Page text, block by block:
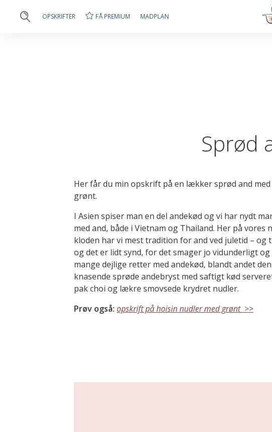
OPSKRIFTER FÅ PREMIUM MADPLAN
Sprød
Her får du min opskrift på en lækker sprød and
grønt.
I Asien spiser man en del andekød og vi har nydt
med and, både i Vietnam og Thailand. Her på vores
kloden har vi mest tradition for and ved juletid – og
og det er lidt synd, for det smager jo vidunderligt og
mange dejlige retter med andekød, blandt andet
knasende sprøde andebryst med saftigt kød
pak choi og lækre smovsede krydret nudler.
Prøv også: opskrift på hoisin nudler med grønt >>